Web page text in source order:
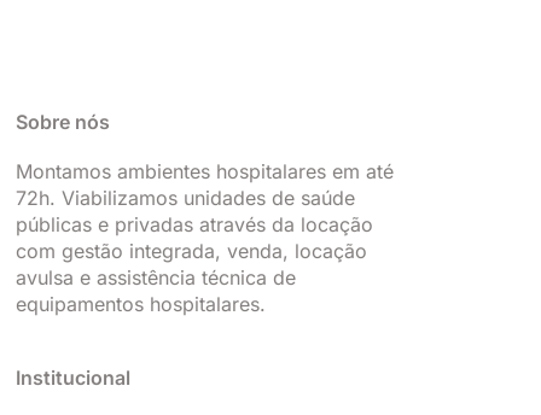
Sobre nós
Montamos ambientes hospitalares em até
72h. Viabilizamos unidades de saúde
públicas e privadas através da locação
com gestão integrada, venda, locação
avulsa e assistência técnica de
equipamentos hospitalares.
Institucional